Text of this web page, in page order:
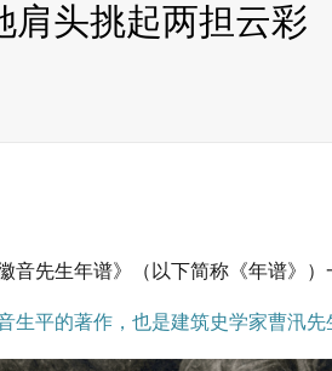
肩头挑起两担云彩
音先生年谱》 （以下简称《年谱》）
平的著作，也是建筑史学家曹汛先